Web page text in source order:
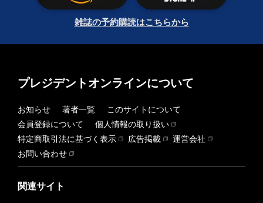
雑誌の予約購読はこちらから
プレジデントオンラインについて
お知らせ 著者一覧
このサイトについて
会員登録について
個人情報の取り扱い
特定商取引法に基づく表示
広告掲載
運営会社
お問い合わせ
関連サイト